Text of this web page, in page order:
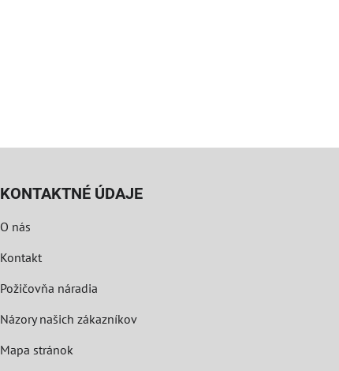
KONTAKTNÉ ÚDAJE
O nás
Kontakt
Požičovňa náradia
Názory našich zákazníkov
Mapa stránok